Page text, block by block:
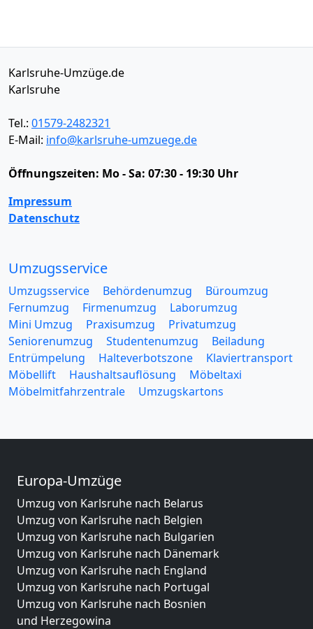
Karlsruhe-Umzüge.de
Karlsruhe
Tel.: 01579-2482321
E-Mail: info@karlsruhe-umzuege.de
Öffnungszeiten: Mo - Sa: 07:30 - 19:30 Uhr
Impressum
Datenschutz
Umzugsservice
Umzugsservice Behördenumzug
Büroumzug
Fernumzug
Firmenumzug
Laborumzug
Mini Umzug
Praxisumzug
Privatumzug
Seniorenumzug
Studentenumzug
Beiladung
Entrümpelung
Halteverbotszone
Klaviertransport
Möbellift
Haushaltsauflösung
Möbeltaxi
Möbelmitfahrzentrale
Umzugskartons
Europa-Umzüge
Umzug von Karlsruhe nach Belarus
Umzug von Karlsruhe nach Belgien
Umzug von Karlsruhe nach Bulgarien
Umzug von Karlsruhe nach Dänemark
Umzug von Karlsruhe nach England
Umzug von Karlsruhe nach Portugal
Umzug von Karlsruhe nach Bosnien
und Herzegowina